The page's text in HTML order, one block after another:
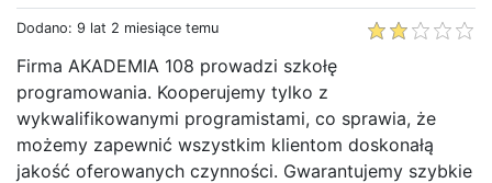
Dodano: 9 lat 2 miesiące temu
Firma AKADEMIA 108 prowadzi szkołę
programowania. Kooperujemy tylko z
wykwalifikowanymi programistami, co sprawia, że
możemy zapewnić wszystkim klientom doskonałą
jakość oferowanych czynności. Gwarantujemy szybkie